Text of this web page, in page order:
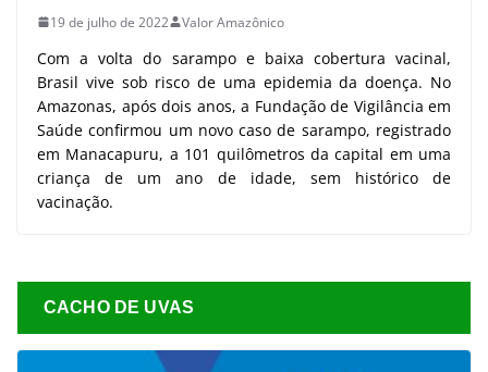
19 de julho de 2022 Valor Amazônico
Com a volta do sarampo e baixa cobertura vacinal,
Brasil vive sob risco de uma epidemia da doença. No
Amazonas, após dois anos, a Fundação de Vigilância em
Saúde confirmou um novo caso de sarampo, registrado
em Manacapuru, a 101 quilômetros da capital em uma
criança de um ano de idade, sem histórico de
vacinação.
CACHO DE UVAS